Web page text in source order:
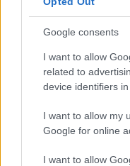
Google consents
I want to allow
related to
device identifiers in
I want to allow my
Google for online
I want to allow
FARM